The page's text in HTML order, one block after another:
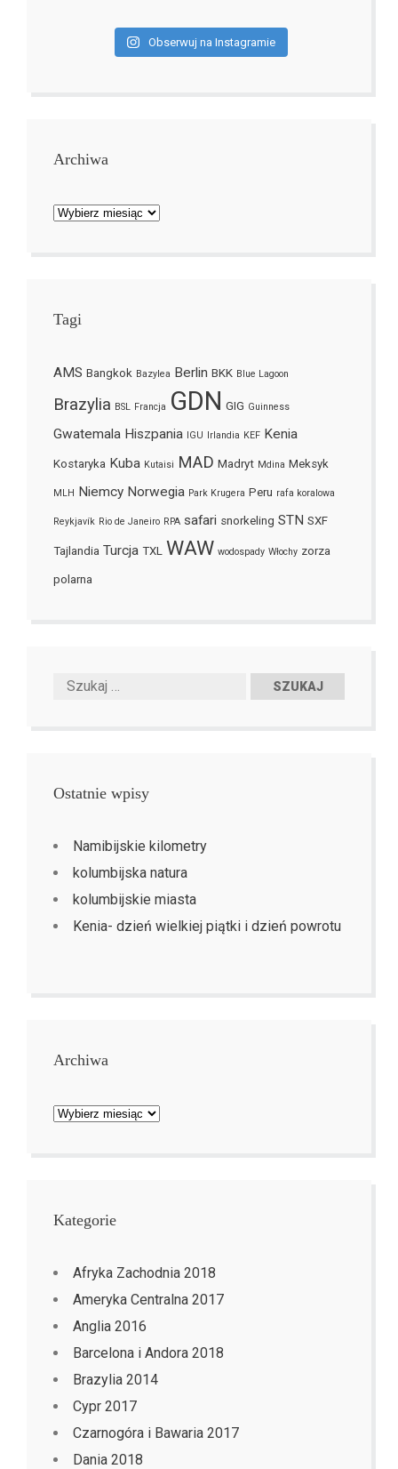
Obserwuj na Instagramie
Archiwa
Archiwa
Tagi
AMS Bangkok Bazylea Berlin BKK Blue Lagoon
Brazylia BSL Francja GDN GIG Guinness
Gwatemala Hiszpania IGU Irlandia KEF Kenia
Kostaryka Kuba Kutaisi MAD Madryt Mdina Meksyk
MLH Niemcy Norwegia Park Krugera Peru rafa koralowa
Reykjavík Rio de Janeiro RPA safari snorkeling STN SXF
Tajlandia Turcja TXL WAW wodospady Włochy zorza
polarna
Ostatnie wpisy
Namibijskie kilometry
kolumbijska natura
kolumbijskie miasta
Kenia- dzień wielkiej piątki i dzień powrotu
Archiwa
Archiwa
Kategorie
Afryka Zachodnia 2018
Ameryka Centralna 2017
Anglia 2016
Barcelona i Andora 2018
Brazylia 2014
Cypr 2017
Czarnogóra i Bawaria 2017
Dania 2018